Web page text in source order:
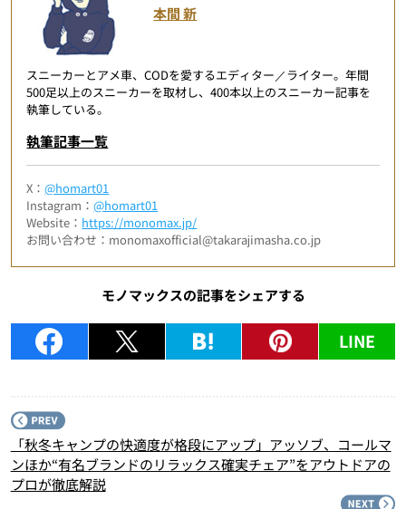
本間 新
スニーカーとアメ車、CODを愛するエディター／ライター。年間
500足以上のスニーカーを取材し、400本以上のスニーカー記事を
執筆している。
執筆記事一覧
X：@homart01
Instagram：@homart01
Website： https://monomax.jp/
お問い合わせ：monomaxofficial@takarajimasha.co.jp
モノマックスの記事をシェアする
LINE
「秋冬キャンプの快適度が格段にアップ」アッソブ、コールマ
ンほか“有名ブランドのリラックス確実チェア”をアウトドアの
プロが徹底解説